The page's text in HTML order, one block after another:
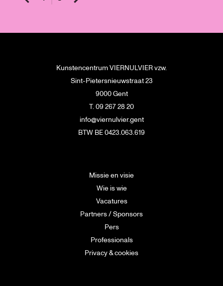
Kunstencentrum VIERNULVIER vzw.
Sint-Pietersnieuwstraat 23
9000 Gent
T. 09 267 28 20
info@viernulvier.gent
BTW BE 0423.063.619
Missie en visie
Wie is wie
Vacatures
Partners / Sponsors
Pers
Professionals
Privacy & cookies